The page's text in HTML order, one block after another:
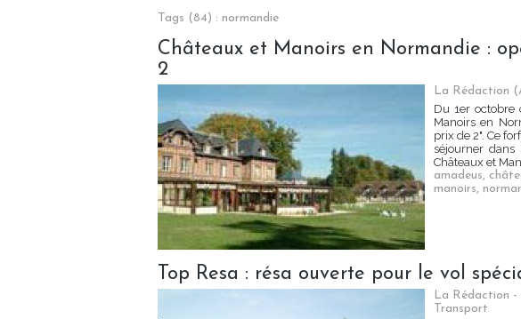
Tags (84) : normandie
Châteaux et Manoirs en Normandie :
2
La Rédaction
Du 1er octobre
Manoirs en
prix de 2". Ce
séjourner dans
Châteaux et
amadeus,
manoirs,
Top Resa : résa ouverte pour le vol
La Rédaction -
Transport